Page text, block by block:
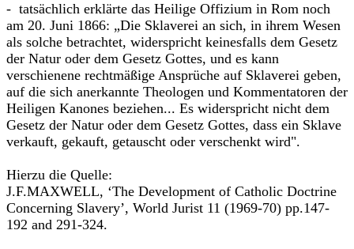
- tatsächlich erklärte das Heilige Offizium in Rom noch
am 20. Juni 1866: „Die Sklaverei an sich, in ihrem Wesen
als solche betrachtet, widerspricht keinesfalls dem Gesetz
der Natur oder dem Gesetz Gottes, und es kann
verschienene rechtmäßige Ansprüche auf Sklaverei geben,
auf die sich anerkannte Theologen und Kommentatoren der
Heiligen Kanones beziehen... Es widerspricht nicht dem
Gesetz der Natur oder dem Gesetz Gottes, dass ein Sklave
verkauft, gekauft, getauscht oder verschenkt wird".
Hierzu die Quelle:
J.F.MAXWELL, ‘The Development of Catholic Doctrine
Concerning Slavery’, World Jurist 11 (1969-70) pp.147-
192 and 291-324.